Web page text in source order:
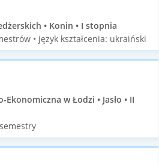
• Konin • I stopnia
• język kształcenia: ukraiński
w Łodzi • Jasło • II